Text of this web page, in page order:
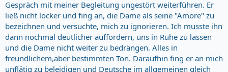
Gespräch mit meiner Begleitung ungestört weiterführen. Er
ließ nicht locker und fing an, die Dame als seine "Amore" zu
bezeichnen und versuchte, mich zu ignorieren. Ich musste ihn
dann nochmal deutlicher auffordern, uns in Ruhe zu lassen
und die Dame nicht weiter zu bedrängen. Alles in
freundlichem,aber bestimmten Ton. Daraufhin fing er an mich
unflätig zu beleidigen und Deutsche im allgemeinen gleich